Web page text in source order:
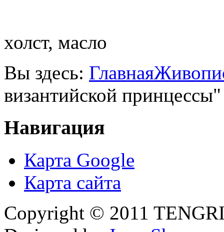
холст, масло
Вы здесь: Главная
византийской принцессы"
Навигация
Карта Google
Карта сайта
Copyright © 2011